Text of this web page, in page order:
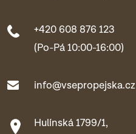
+420 608 876 123
(Po-Pá 10:00-16:00)
info@vsepropejska.cz
Hulínská 1799/1,